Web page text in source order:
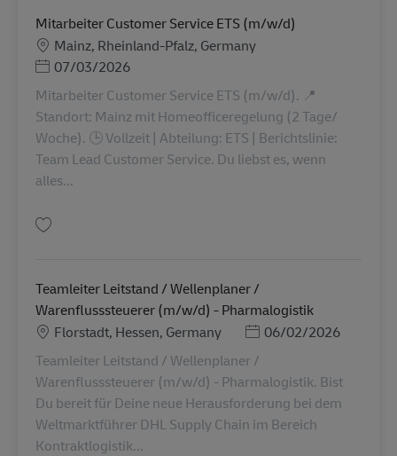
Mitarbeiter Customer Service ETS (m/w/d)
LocațieMainz, Rheinland-Pfalz, Germany
Posted Date
07/03/2026
Mitarbeiter Customer Service ETS (m/w/d). 📍
Standort: Mainz mit Homeofficeregelung (2 Tage/
Woche). 🕒 Vollzeit | Abteilung: ETS | Berichtslinie:
Team Lead Customer Service. Du liebst es, wenn
alles...
Teamleiter Leitstand / Wellenplaner /
Warenflusssteuerer (m/w/d) - Pharmalogistik
Locație
Florstadt, Hessen, Germany Posted Date
06/02/2026
Teamleiter Leitstand / Wellenplaner /
Warenflusssteuerer (m/w/d) - Pharmalogistik. Bist
Du bereit für Deine neue Herausforderung bei dem
Weltmarktführer DHL Supply Chain im Bereich
Kontraktlogistik...